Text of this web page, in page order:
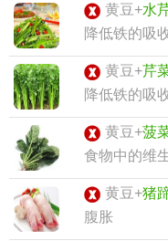
黄豆+水
降低铁的吸
黄豆+芹
降低铁的吸
黄豆+菠
食物中的维
黄豆+猪
腹胀